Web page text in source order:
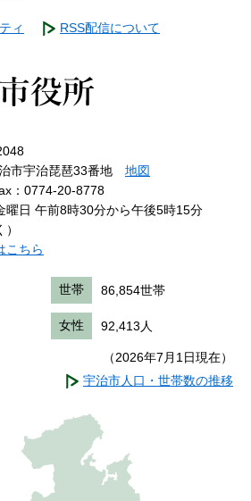
ィ RSS配信について
市宇治琵琶33番地 地図
：0774-20-8778
曜日 午前8時30分から午後5時15分
こちら
世帯 86,854世帯
女性 92,413人
（2026年7月1日現在）
宇治市人口・世帯数の推移